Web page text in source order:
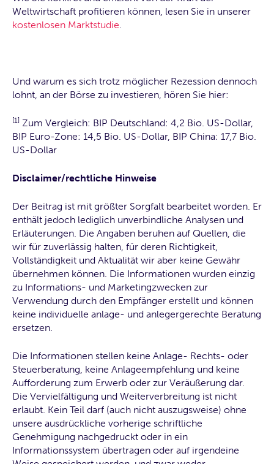
Weltwirtschaft profitieren können, lesen Sie in unserer
kostenlosen Marktstudie
Und warum es sich trotz möglicher Rezession dennoch
lohnt, an der Börse zu investieren, hören Sie hier:
[1] Zum Vergleich: BIP Deutschland: 4,2 Bio. US-Dollar,
BIP Euro-Zone: 14,5 Bio. US-Dollar, BIP China: 17,7 Bio.
US-Dollar
Disclaimer/rechtliche Hinweise
Der Beitrag ist mit größter Sorgfalt bearbeitet worden. Er
enthält jedoch lediglich unverbindliche Analysen und
Erläuterungen. Die Angaben beruhen auf Quellen, die
wir für zuverlässig halten, für deren Richtigkeit,
Vollständigkeit und Aktualität wir aber keine Gewähr
übernehmen können. Die Informationen wurden einzig
zu Informations- und Marketingzwecken zur
Verwendung durch den Empfänger erstellt und können
keine individuelle anlage- und anlegergerechte Beratung
ersetzen.
Die Informationen stellen keine Anlage- Rechts- oder
Steuerberatung, keine Anlageempfehlung und keine
Aufforderung zum Erwerb oder zur Veräußerung dar.
Die Vervielfältigung und Weiterverbreitung ist nicht
erlaubt. Kein Teil darf (auch nicht auszugsweise) ohne
unsere ausdrückliche vorherige schriftliche
Genehmigung nachgedruckt oder in ein
Informationssystem übertragen oder auf irgendeine